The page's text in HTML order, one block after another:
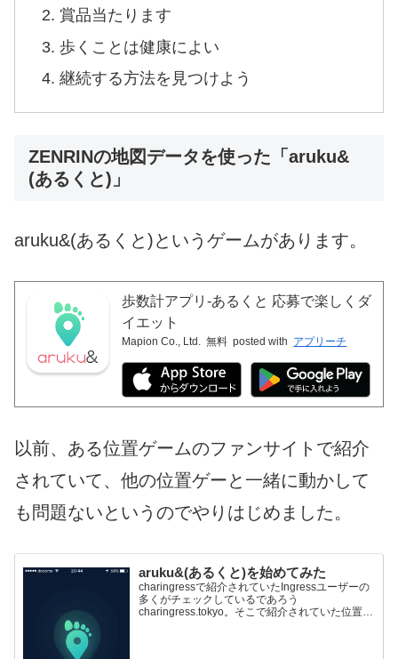
賞品当たります
歩くことは健康によい
継続する方法を見つけよう
ZENRINの地図データを使った「aruku&
(あるくと)」
aruku&(あるくと)というゲームがあります。
歩数計アプリ-あるくと 応募で楽しくダ
イエット
Mapion Co., Ltd. 無料 posted with アプリーチ
以前、ある位置ゲームのファンサイトで紹介
されていて、他の位置ゲーと一緒に動かして
も問題ないというのでやりはじめました。
aruku&(あるくと)を始めてみた
charingressで紹介されていたIngressユーザーの
多くがチェックしているであろう
charingress.tokyo。そこで紹介されていた位置ゲ